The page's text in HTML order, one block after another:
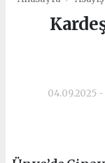
04.09.2025 -